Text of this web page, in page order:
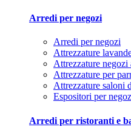
Arredi per negozi
Arredi per negozi
Attrezzature
Attrezzature negozi
Attrezzature per
Attrezzature saloni
Espositori per
Arredi per ristoranti e